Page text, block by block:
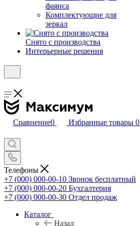
фаянса
Комплектующие для
зеркал
Снято с производства
Интерьерные решения
Сравнение0 Избранные товары 0
Телефоны
+7 (000) 000-00-10 Звонок бесплатный
+7 (000) 000-00-20 Бухгалтерия
+7 (000) 000-00-30 Отдел продаж
Каталог
Назад